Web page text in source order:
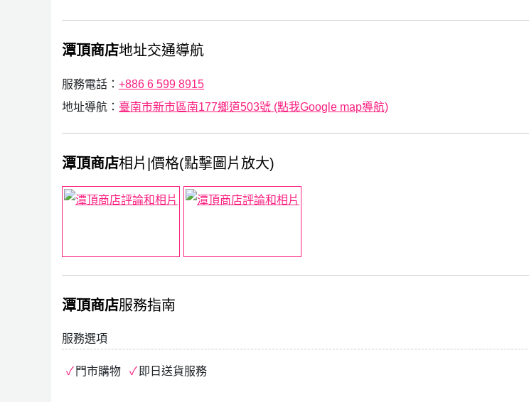
潭頂商店地址交通導航
服務電話： +886 6 599 8915
地址導航： 臺南市新市區南177鄉道503號 (點我Google map導航)
潭頂商店相片|價格(點擊圖片放大)
潭頂商店服務指南
服務選項
門市購物 即日送貨服務